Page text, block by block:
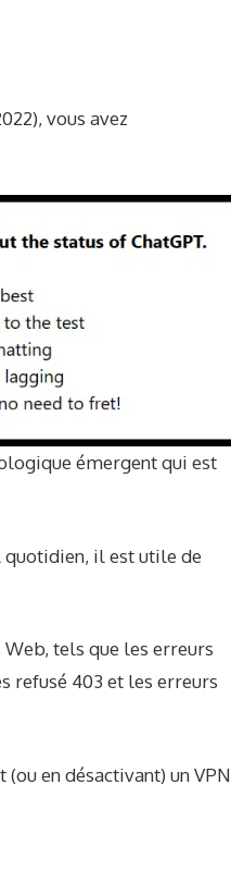
vous avez
émergent qui est
quotidien, il est utile de
tels que les erreurs
refusé 403 et les erreurs
en désactivant) un VPN